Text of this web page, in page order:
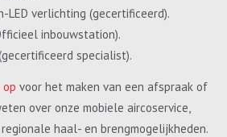
LED verlichting (gecertificeerd).
inbouwstation).
specialist).
voor het maken van een afspraak of
over onze mobiele aircoservice,
haal- en brengmogelijkheden.